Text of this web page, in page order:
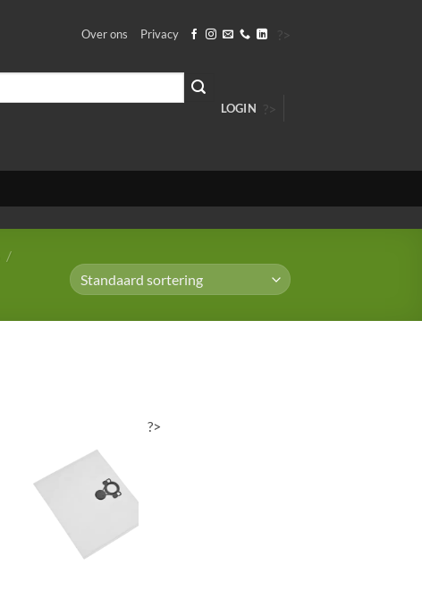
Over ons Privacy
?>
LOGIN ?>
/
?>